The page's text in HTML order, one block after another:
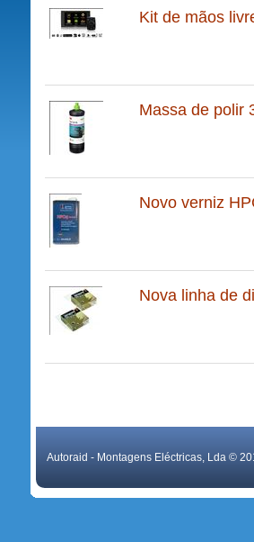
Kit de mãos
Massa de polir
Novo verniz
Nova linha de
Autoraid - Montagens Eléctricas, Lda ©